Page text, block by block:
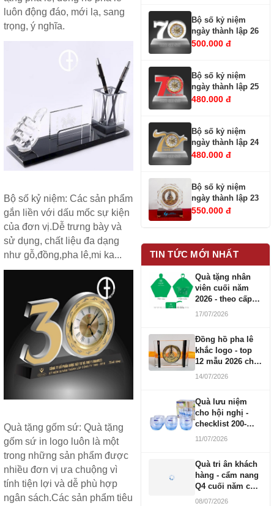
luôn động đáo, mới lạ, sang
trọng, ý nghĩa.
Bộ số kỷ niệm: Các sản phẩm
gắn liền với dấu mốc sự kiện
của đơn vị.Dễ trưng bày và
sử dụng, chất liệu đa dạng
như gỗ,đồng,pha lê,mi ka...
Quà tặng gốm sứ: Quà tặng
gốm sứ in logo luôn là một
trong những sản phẩm được
nhiều đơn vị ưa chuộng vì
tính tiện lợi và dễ phù hợp
ngân sách.Các sản phẩm tiêu
Bộ số kỷ niệm
ngày thành lập 26
500.000 đ
Bộ số kỷ niệm
ngày thành lập 25
480.000 đ
Bộ số kỷ niệm
ngày thành lập 24
480.000 đ
Bộ số kỷ niệm
ngày thành lập 23
550.000 đ
TIN TỨC MỚI NHẤT
Quà tặng nhân
viên cuối năm
2026 - theo cấp
bậc CBNV
17/07/2026
Đồng hồ pha lê
khắc logo - top
12 mẫu 2026 cho
doanh nghiệp
14/07/2026
Quà lưu niệm
cho hội nghị -
checklist 200-
1000 người
11/07/2026
Quà tri ân khách
hàng - cẩm nang
Q4 cuối năm cho
doanh nghiệp
08/07/2026